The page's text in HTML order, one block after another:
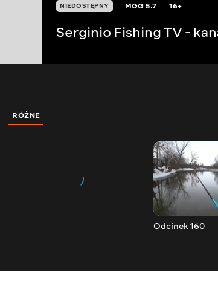
NIEDOSTĘPNY MGG5.7 16+
Serginio Fishing TV -
RÓŻNE
Odcinek 160